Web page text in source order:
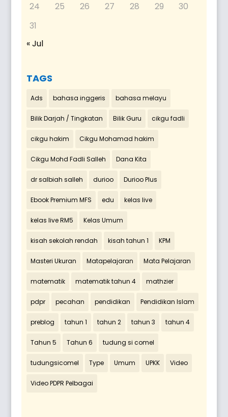
24
25 26 27 28 29
30
31
« Jul
TAGS
Ads bahasa inggeris bahasa melayu
Bilik Darjah / Tingkatan Bilik Guru cikgu fadli
cikgu hakim Cikgu Mohamad hakim
Cikgu Mohd Fadli Salleh Dana Kita
dr salbiah salleh durioo Durioo Plus
Ebook Premium MFS edu kelas live
kelas live RM5 Kelas Umum
kisah sekolah rendah kisah tahun 1 KPM
Masteri Ukuran Matapelajaran Mata Pelajaran
matematik matematik tahun 4 mathzier
pdpr pecahan pendidikan Pendidikan Islam
preblog tahun 1 tahun 2 tahun 3 tahun 4
Tahun 5 Tahun 6 tudung si comel
tudungsicomel Type Umum UPKK Video
Video PDPR Pelbagai